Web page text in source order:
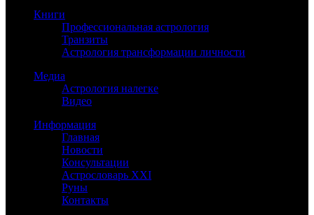
Книги
Профессиональная астрология
Транзиты
Астрология трансформации личности
Медиа
Астрология налегке
Видео
Информация
Главная
Новости
Консультации
Астрословарь XXI
Руны
Контакты